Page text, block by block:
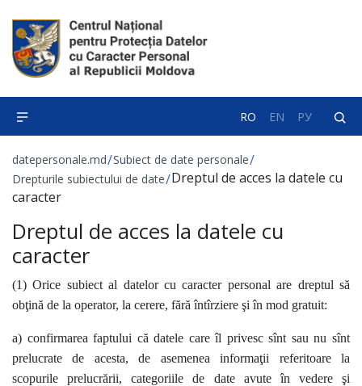
RO EN РУ
datepersonale.md/Subiect de date personale/
Drepturile subiectului de date/Dreptul de acces la datele cu
caracter
Dreptul de acces la datele cu
caracter
(1) Orice subiect al datelor cu caracter personal are dreptul să
obţină de la operator, la cerere, fără întîrziere şi în mod gratuit:
a) confirmarea faptului că datele care îl privesc sînt sau nu sînt
prelucrate de acesta, de asemenea informaţii referitoare la
scopurile prelucrării, categoriile de date avute în vedere şi